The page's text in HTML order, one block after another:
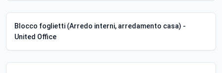
Blocco foglietti (Arredo interni, arredamento casa) -
United Office